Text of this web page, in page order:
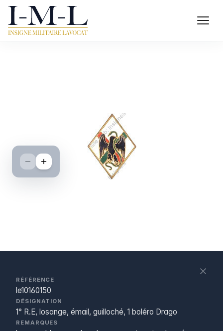
RÉFÉRENCE
le10160150
DÉSIGNATION
1° R.E, losange, émail, guilloché, 1 boléro Drago
REMARQUES